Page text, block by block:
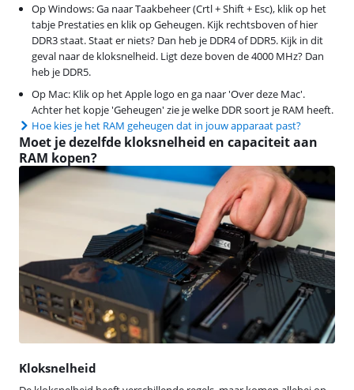
Op Windows: Ga naar Taakbeheer (Crtl + Shift + Esc), klik op het
tabje Prestaties en klik op Geheugen. Kijk rechtsboven of hier
DDR3 staat. Staat er niets? Dan heb je DDR4 of DDR5. Kijk in dit
geval naar de kloksnelheid. Ligt deze boven de 4000 MHz? Dan
heb je DDR5.
Op Mac: Klik op het Apple logo en ga naar 'Over deze Mac'.
Achter het kopje 'Geheugen' zie je welke DDR soort je RAM heeft.
Hoe kies je het RAM geheugen dat in jouw apparaat past?
Moet je dezelfde kloksnelheid en capaciteit aan
RAM kopen?
Kloksnelheid